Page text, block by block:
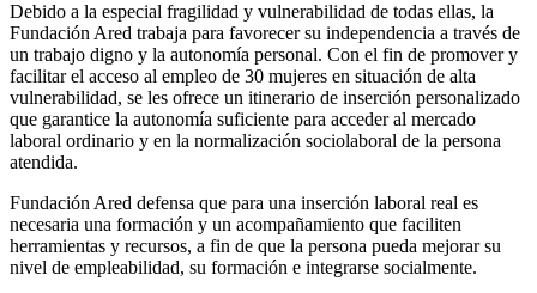
Debido a la especial fragilidad y vulnerabilidad de todas ellas, la
Fundación Ared trabaja para favorecer su independencia a través de
un trabajo digno y la autonomía personal. Con el fin de promover y
facilitar el acceso al empleo de 30 mujeres en situación de alta
vulnerabilidad, se les ofrece un itinerario de inserción personalizado
que garantice la autonomía suficiente para acceder al mercado
laboral ordinario y en la normalización sociolaboral de la persona
atendida.
Fundación Ared defensa que para una inserción laboral real es
necesaria una formación y un acompañamiento que faciliten
herramientas y recursos, a fin de que la persona pueda mejorar su
nivel de empleabilidad, su formación e integrarse socialmente.